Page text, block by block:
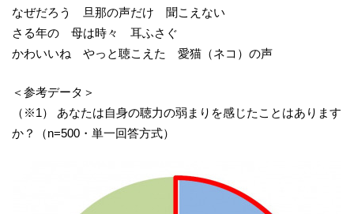
なぜだろう 旦那の声だけ 聞こえない
さる年の 母は時々 耳ふさぐ
かわいいね やっと聴こえた 愛猫（ネコ）の声
＜参考データ＞
（※1） あなたは自身の聴力の弱まりを感じたことはあります
か？（n=500・単一回答方式）